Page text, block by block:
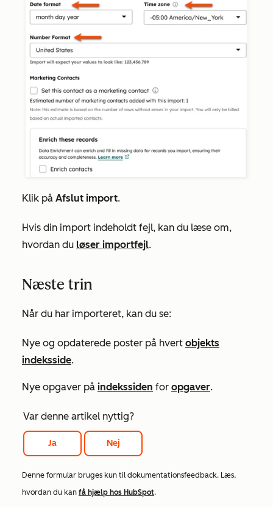
Klik på Afslut import.
Hvis din import indeholdt fejl, kan du læse om,
hvordan du løser importfejl.
Næste trin
Når du har importeret, kan du se:
Nye og opdaterede poster på hvert objekts
indeksside.
Nye opgaver på indekssiden for opgaver.
Var denne artikel nyttig?
Ja Nej
Denne formular bruges kun til dokumentationsfeedback. Læs,
hvordan du kan få hjælp hos HubSpot.